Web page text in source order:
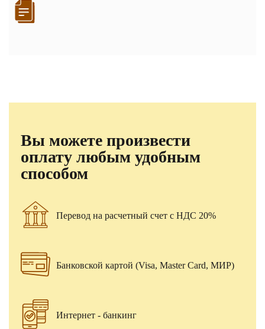
Вы можете произвести
оплату любым удобным
способом
Перевод на расчетный счет с НДС 20%
Банковской картой (Visa, Master Card, МИР)
Интернет - банкинг